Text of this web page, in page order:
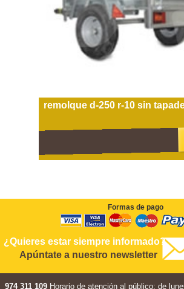
remolque d-250 r-10 sin
Formas de pago
¿Quieres estar siempre informado?
Apúntate a nuestro newsletter
974 311 109 Horario de atención al público: de